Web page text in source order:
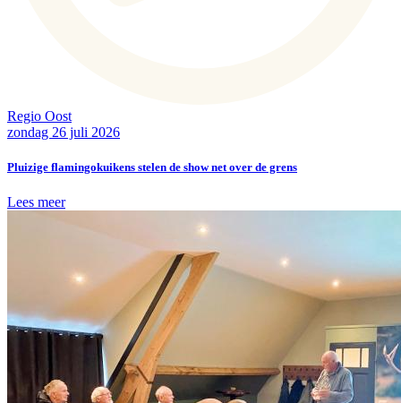
Regio Oost
zondag 26 juli 2026
Pluizige flamingokuikens stelen de show net over de grens
Lees meer